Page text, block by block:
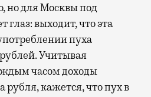
но для Москвы под
выходит, что эта
пуха
Учитывая
часом доходы
рубля, кажется, что пух в